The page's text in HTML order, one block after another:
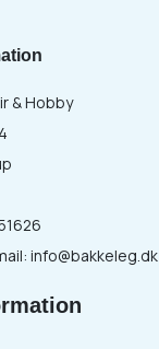
& Hobby
info@bakkeleg.dk